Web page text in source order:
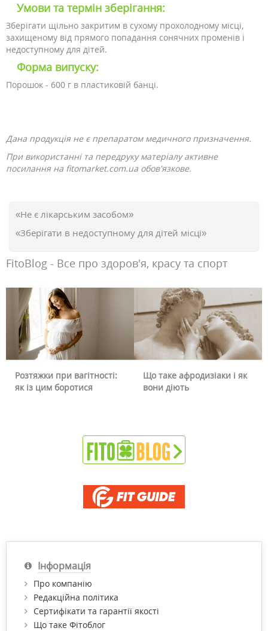
Умови та термін зберігання:
Зберігати щільно закритим в сухому прохолодному місці,
захищеному від прямого попадання сонячних променів і
недоступному для дітей.
Форма випуску:
Порошок - 600 г в пластиковій банці.
Дана продукція не є препаратом медичного призначення.
При використанні та передруку матеріалу активне
посилання на fitomarket.com.ua обов'язкове.
«Не є лікарським засобом»
«Зберігати в недоступному для дітей місці»
FitoBlog - Все про здоров'я, красу та спорт
Що таке афродизіаки і як
вони діють
Чому червоніє обличчя і
чи можна це прибрати
Інформація
Про компанію
Редакційна політика
Сертифікати та гарантії якості
Що таке Фітоблог